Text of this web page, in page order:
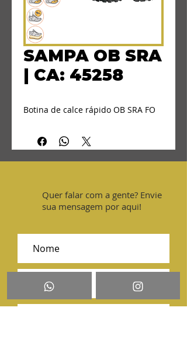
SAMPA OB SRA
| CA: 45258
Botina de calce rápido OB SRA FO
Quer falar com a gente? Envie
sua mensagem por aqui!